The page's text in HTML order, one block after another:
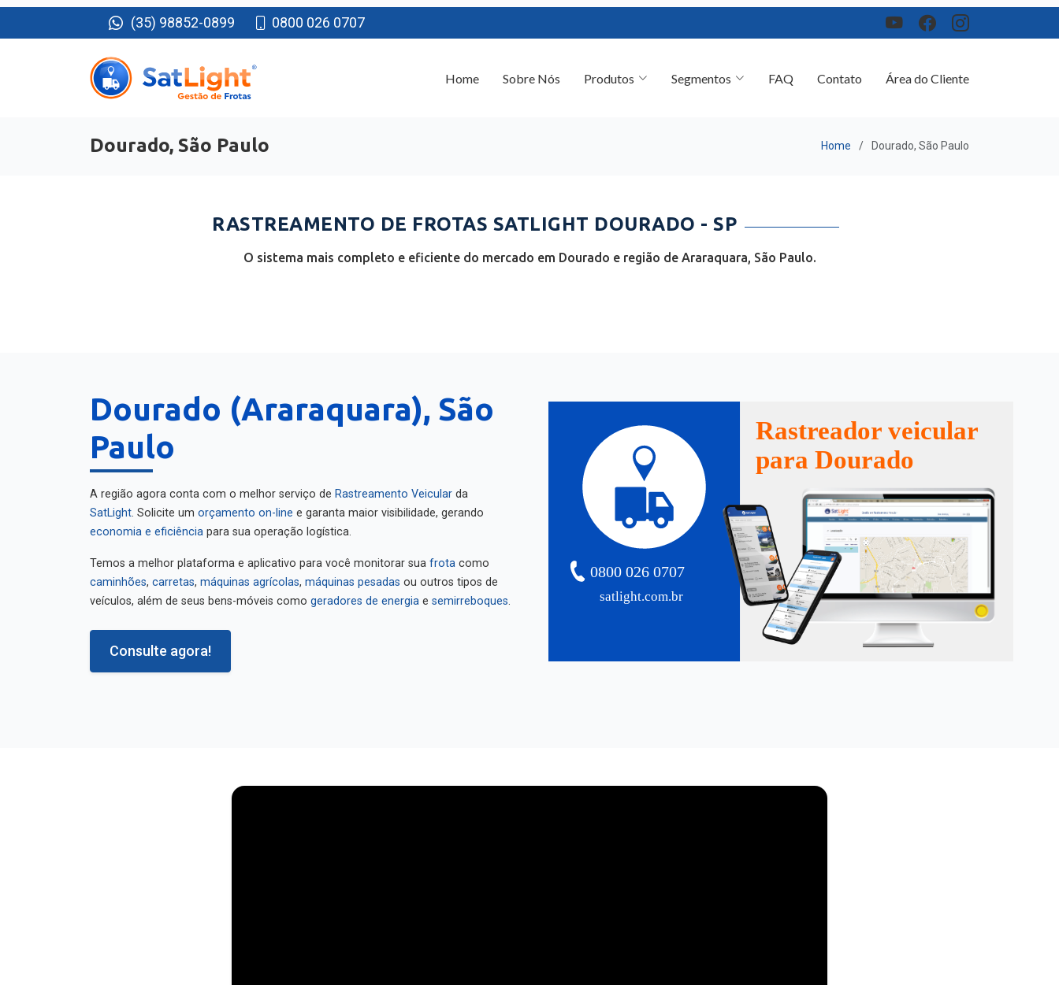
(35) 98852-0899 0800 026 0707
Área do Cliente
Dourado, São Paulo Home Dourado, São Paulo
RASTREAMENTO DE FROTAS SATLIGHT DOURADO - SP
O sistema mais completo e eficiente do mercado em Dourado e região de Araraquara, São Paulo.
Dourado (Araraquara), São
Paulo
A região agora conta com o melhor serviço de Rastreamento Veicular da
SatLight . Solicite um orçamento on-line e garanta maior visibilidade, gerando
economia e eficiência para sua operação logística.
Temos a melhor plataforma e aplicativo para você monitorar sua frota como
caminhões carretas máquinas agrícolas máquinas pesadas ou outros tipos de
veículos, além de seus bens-móveis como geradores de energia e semirreboques
Consulte agora!
satlight.com.br
0800 026 0707
Rastreador veicular
para Dourado